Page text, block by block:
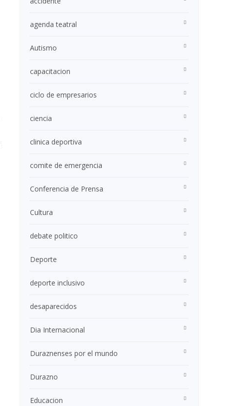
agenda teatral
Autismo
capacitacion
ciclo de empresarios
ciencia
clinica deportiva
comite de emergencia
Conferencia de Prensa
Cultura
debate politico
Deporte
deporte inclusivo
desaparecidos
Dia Internacional
Duraznenses por el mundo
Durazno
Educacion